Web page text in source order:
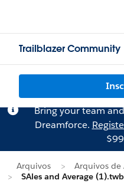
Trailblazer Community
Bring your team
Dreamforce.
Arquivos
Arquivos de
SAles and Average